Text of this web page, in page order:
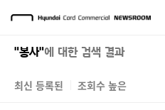
"봉사"에 대한 검색 결과
최신 등록된 조회수 높은